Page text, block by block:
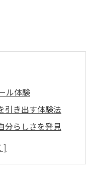
ル体験
引き出す体験法
分らしさを発見
長を後押し